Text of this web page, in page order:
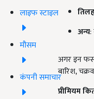
लाइफ स्टाइल
मौसम
कंपनी समाचार
अन्य:
अगर इन
बारिश,
प्रीमियम